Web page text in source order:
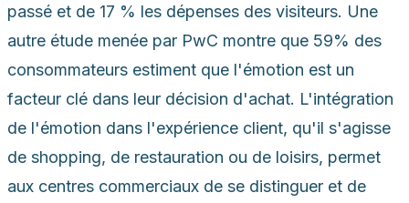
passé et de 17 % les dépenses des visiteurs. Une
autre étude menée par PwC montre que 59% des
consommateurs estiment que l'émotion est un
facteur clé dans leur décision d'achat. L'intégration
de l'émotion dans l'expérience client, qu'il s'agisse
de shopping, de restauration ou de loisirs, permet
aux centres commerciaux de se distinguer et de